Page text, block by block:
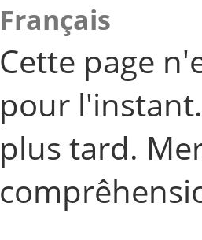
Français
Cette page
pour
plus tard.